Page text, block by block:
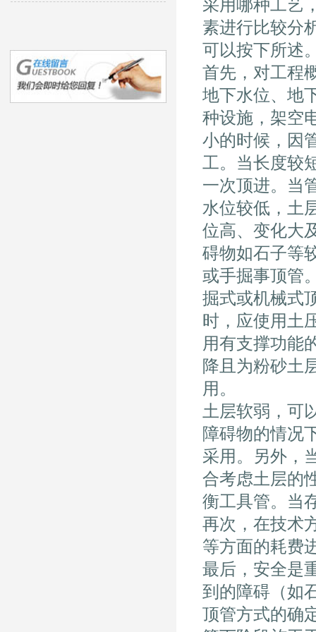
采用哪种工艺
素进行比较分
可以按下所述
首先，对工程
地下水位、地
种设施，架空
小的时候，因
工。当长度较
一次顶进。当
水位较低，土
位高、变化大
碍物如石子等
或手掘事顶管
掘式或机械式
时，应使用土
用有支撑功能
降且为粉砂土
用。
土层软弱，可
障碍物的情况
采用。另外，
合考虑土层的
衡工具管。当
再次，在技术
等方面的耗费
最后，安全是
到的障碍（如
顶管方式的确